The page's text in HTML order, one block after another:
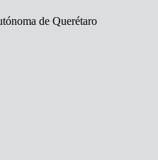
de Querétaro